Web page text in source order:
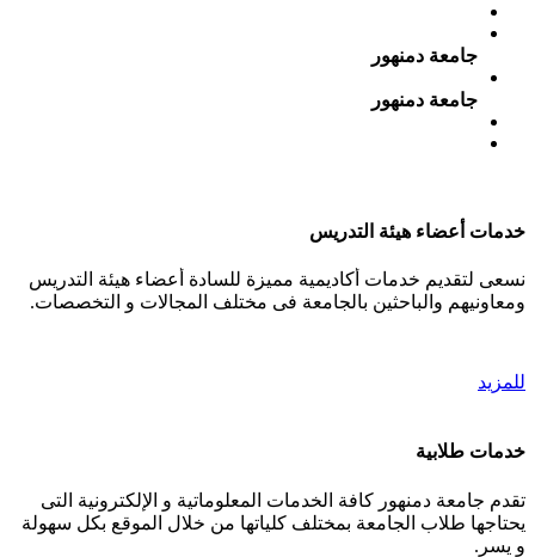
جامعة دمنهور
جامعة دمنهور
خدمات أعضاء هيئة التدريس
نسعى لتقديم خدمات أكاديمية مميزة للسادة أعضاء هيئة التدريس
ومعاونيهم والباحثين بالجامعة فى مختلف المجالات و التخصصات.
للمزيد
خدمات طلابية
تقدم جامعة دمنهور كافة الخدمات المعلوماتية و الإلكترونية التى
يحتاجها طلاب الجامعة بمختلف كلياتها من خلال الموقع بكل سهولة
و يسر.